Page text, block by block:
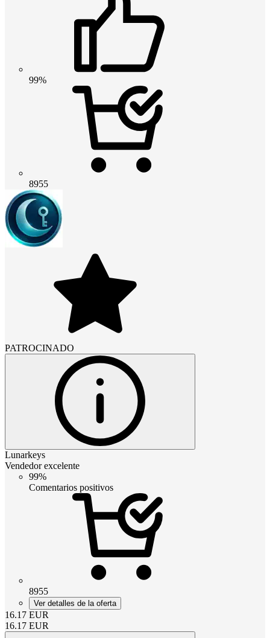
99%
8955
PATROCINADO
Lunarkeys
Vendedor excelente
99%
Comentarios positivos
8955
Ver detalles de la oferta
16.17 EUR
16.17 EUR